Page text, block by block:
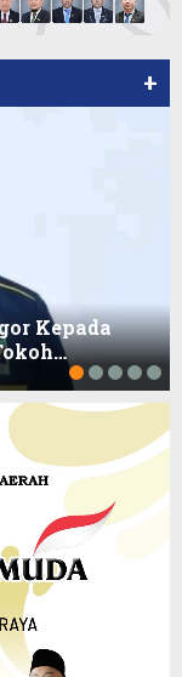
+
Kepada